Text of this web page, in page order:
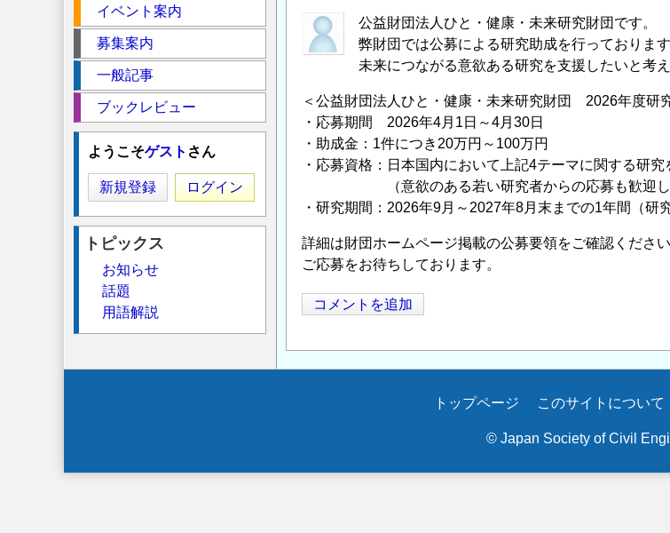
公益財団法人ひと・健康・未来研究財団です。
弊財団では公募による研究助成を行っておりま
未来につながる意欲ある研究を支援したいと考え
＜公益財団法人ひと・健康・未来研究財団 2026年度研
・応募期間 2026年4月1日～4月30日
・助成金：1件につき20万円～100万円
・応募資格：日本国内において上記4テーマに関する研
（意欲のある若い研究者からの応募も歓迎し
・研究期間：2026年9月～2027年8月末までの1年間（研
詳細は財団ホームページ掲載の公募要領をご確認ください
ご応募をお待ちしております。
コメントを追加
イベント案内
募集案内
一般記事
ブックレビュー
ようこそゲスト さん
新規登録 ログイン
トピックス
お知らせ
話題
用語解説
トップページ このサイトについて
© Japan Society of Civil